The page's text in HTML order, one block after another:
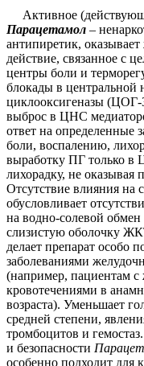
Активное
Парацетамол –
антипиретик,
действие, связанное с
центры боли и
блокады в
циклооксигеназы
выброс в ЦНС
ответ на определенные
боли, воспалению,
выработку ПГ только в
лихорадку, не оказывая
Отсутствие влияния на
обусловливает
на водно-солевой
слизистую оболочку
делает препарат особо
заболеваниями
(например, пациентам
кровотечениями в
возраста). Уменьшает
средней степени,
тромбоцитов и гемостаз.
и безопасности
особенно подходит для